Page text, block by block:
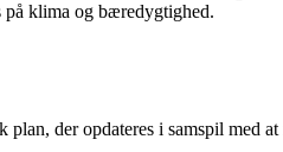
på klima og bæredygtighed.
der opdateres i samspil med